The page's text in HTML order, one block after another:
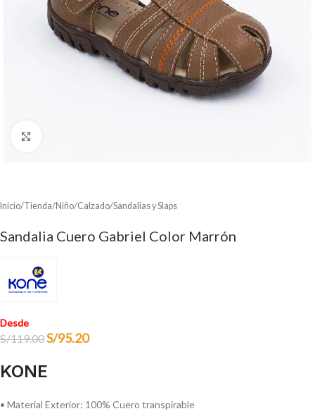
Inicio/Tienda/Niño/Calzado/Sandalias y Slaps
Sandalia Cuero Gabriel Color Marrón
Desde
S/119.00S/95.20
KONE
• Material Exterior: 100% Cuero transpirable